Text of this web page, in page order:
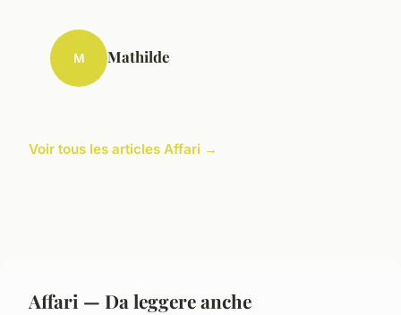
M Mathilde
Voir tous les articles Affari →
Affari — Da leggere anche